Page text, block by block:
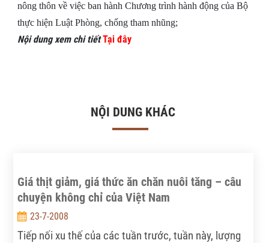
nông thôn về việc ban hành Chương trình hành động của Bộ
thực hiện Luật Phòng, chống tham nhũng;
Nội dung xem chi tiết Tại đây
NỘI DUNG KHÁC
Giá thịt giảm, giá thức ăn chăn nuôi tăng – câu
chuyện không chỉ của Việt Nam
23-7-2008
Tiếp nối xu thế của các tuần trước, tuần này, lượng